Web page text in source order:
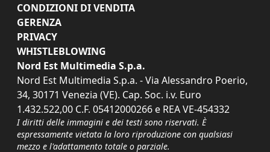
CONDIZIONI DI VENDITA
GERENZA
PRIVACY
WHISTLEBLOWING
Nord Est Multimedia S.p.a.
Nord Est Multimedia S.p.a. - Via Alessandro Poerio,
34, 30171 Venezia (VE). Cap. Soc. i.v. Euro
1.432.522,00 C.F. 05412000266 e REA VE-454332
I diritti delle immagini e dei testi sono riservati. È
espressamente vietata la loro riproduzione con qualsiasi
mezzo e l'adattamento totale o parziale.